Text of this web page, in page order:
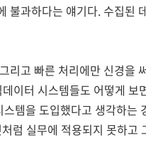
과하다는 얘기다. 수집된
고 빠른 처리에만 신경을
이터 시스템들도 어떻게 보
템을 도입했다고 생각하는
럼 실무에 적용되지 못하고